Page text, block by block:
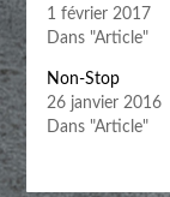
1 février 2017
Dans "Article"
Non-Stop
26 janvier 2016
Dans "Article"